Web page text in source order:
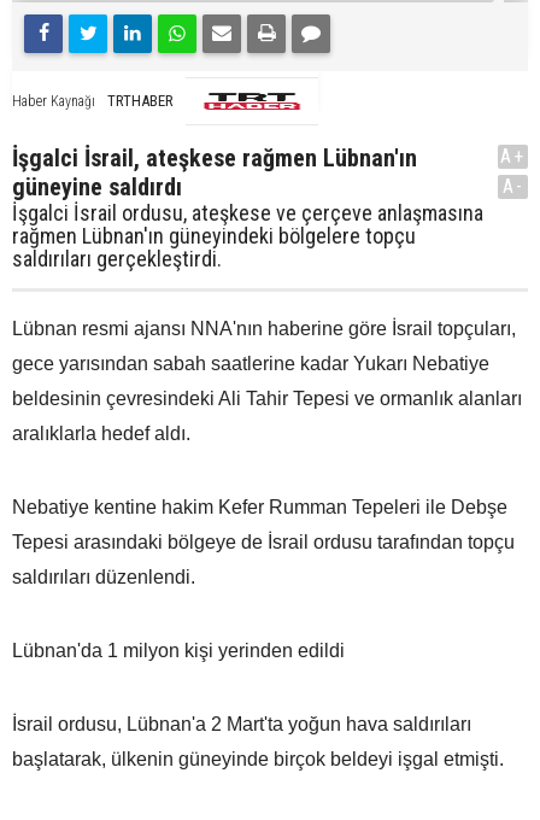
Haber Kaynağı TRTHABER
İşgalci İsrail, ateşkese rağmen Lübnan'ın
güneyine saldırdı
İşgalci İsrail ordusu, ateşkese ve çerçeve anlaşmasına
rağmen Lübnan'ın güneyindeki bölgelere topçu
saldırıları gerçekleştirdi.
A+
A-
Lübnan resmi ajansı NNA'nın haberine göre İsrail topçuları,
gece yarısından sabah saatlerine kadar Yukarı Nebatiye
beldesinin çevresindeki Ali Tahir Tepesi ve ormanlık alanları
aralıklarla hedef aldı.
Nebatiye kentine hakim Kefer Rumman Tepeleri ile Debşe
Tepesi arasındaki bölgeye de İsrail ordusu tarafından topçu
saldırıları düzenlendi.
Lübnan'da 1 milyon kişi yerinden edildi
İsrail ordusu, Lübnan'a 2 Mart'ta yoğun hava saldırıları
başlatarak, ülkenin güneyinde birçok beldeyi işgal etmişti.